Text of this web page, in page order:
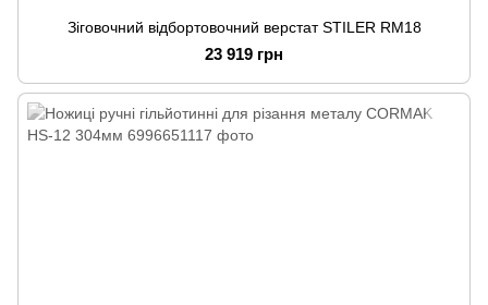
Зіговочний відбортовочний верстат STILER RM18
23 919 грн